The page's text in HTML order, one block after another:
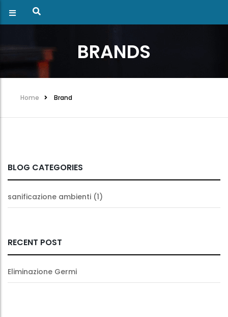
BRANDS
Home Brand
BLOG CATEGORIES
sanificazione ambienti (1)
RECENT POST
Eliminazione Germi